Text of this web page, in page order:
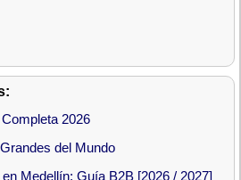
2026
del Mundo
Medellín: Guía B2B [2026 / 2027]